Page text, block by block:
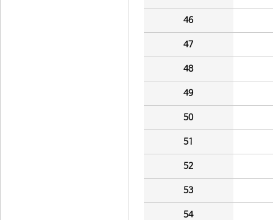
46
47
48
49
50
51
52
53
54